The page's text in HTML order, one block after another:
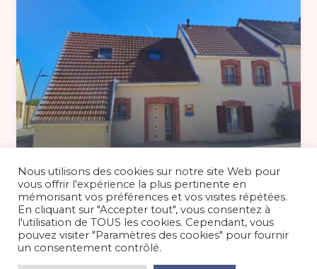
A partir de 3 nuits : 400 €/nuit
Oenotourisme dans la Marne : Gîte 10
personnes
Maison/villa/chalet/gîte/Campagne
Nous utilisons des cookies sur notre site Web pour
vous offrir l'expérience la plus pertinente en
mémorisant vos préférences et vos visites répétées.
En cliquant sur "Accepter tout", vous consentez à
l'utilisation de TOUS les cookies. Cependant, vous
pouvez visiter "Paramètres des cookies" pour fournir
un consentement contrôlé.